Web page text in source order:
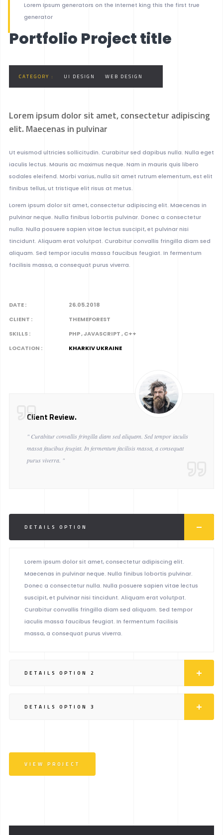
Lorem Ipsum generators on the Internet king this the first true
generator
Portfolio Project title
CATEGORY : UI DESIGN WEB DESIGN
Lorem ipsum dolor sit amet, consectetur adipiscing
elit. Maecenas in pulvinar
Ut euismod ultricies sollicitudin. Curabitur sed dapibus nulla. Nulla eget
iaculis lectus. Mauris ac maximus neque. Nam in mauris quis libero
sodales eleifend. Morbi varius, nulla sit amet rutrum elementum, est elit
finibus tellus, ut tristique elit risus at metus.
Lorem ipsum dolor sit amet, consectetur adipiscing elit. Maecenas in
pulvinar neque. Nulla finibus lobortis pulvinar. Donec a consectetur
nulla. Nulla posuere sapien vitae lectus suscipit, et pulvinar nisi
tincidunt. Aliquam erat volutpat. Curabitur convallis fringilla diam sed
aliquam. Sed tempor iaculis massa faucibus feugiat. In fermentum
facilisis massa, a consequat purus viverra.
DATE :
26.05.2018
CLIENT :
THEMEFOREST
SKILLS :
PHP , JAVASCRIPT , C++
LOCATION :
KHARKIV UKRAINE
Client Review.
" Curabitur convallis fringilla diam sed aliquam. Sed tempor iaculis
massa faucibus feugiat. In fermentum facilisis massa, a consequat
purus viverra. "
DETAILS OPTION
Lorem ipsum dolor sit amet, consectetur adipiscing elit.
Maecenas in pulvinar neque. Nulla finibus lobortis pulvinar.
Donec a consectetur nulla. Nulla posuere sapien vitae lectus
suscipit, et pulvinar nisi tincidunt. Aliquam erat volutpat.
Curabitur convallis fringilla diam sed aliquam. Sed tempor
iaculis massa faucibus feugiat. In fermentum facilisis
massa, a consequat purus viverra.
DETAILS OPTION 2
DETAILS OPTION 3
VIEW PROJECT